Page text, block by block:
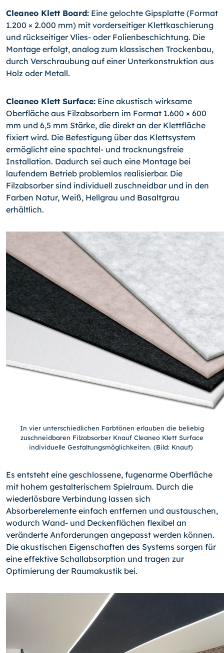
Cleaneo Klett Board: Eine gelochte Gipsplatte (Format
1.200 × 2.000 mm) mit vorderseitiger Klettkaschierung
und rückseitiger Vlies- oder Folienbeschichtung. Die
Montage erfolgt, analog zum klassischen Trockenbau,
durch Verschraubung auf einer Unterkonstruktion aus
Holz oder Metall.
Cleaneo Klett Surface: Eine akustisch wirksame
Oberfläche aus Filzabsorbern im Format 1.600 × 600
mm und 6,5 mm Stärke, die direkt an der Klettfläche
fixiert wird. Die Befestigung über das Klettsystem
ermöglicht eine spachtel- und trocknungsfreie
Installation. Dadurch sei auch eine Montage bei
laufendem Betrieb problemlos realisierbar. Die
Filzabsorber sind individuell zuschneidbar und in den
Farben Natur, Weiß, Hellgrau und Basaltgrau
erhältlich.
In vier unterschiedlichen Farbtönen erlauben die beliebig
zuschneidbaren Filzabsorber Knauf Cleaneo Klett Surface
individuelle Gestaltungsmöglichkeiten. (Bild: Knauf)
Es entsteht eine geschlossene, fugenarme Oberfläche
mit hohem gestalterischem Spielraum. Durch die
wiederlösbare Verbindung lassen sich
Absorberelemente einfach entfernen und austauschen,
wodurch Wand- und Deckenflächen flexibel an
veränderte Anforderungen angepasst werden können.
Die akustischen Eigenschaften des Systems sorgen für
eine effektive Schallabsorption und tragen zur
Optimierung der Raumakustik bei.